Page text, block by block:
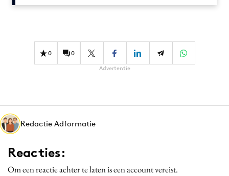
Gedragsverandering
Influencer marketing
Media
Merkstrategie
PR
Programmatic
Purpose Marketing
0 0
Advertentie
Redactie Adformatie
Reacties:
Om een reactie achter te laten is een account vereist.